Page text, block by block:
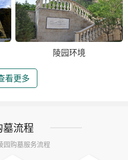
陵园环境
看更多
墓流程
园购墓服务流程